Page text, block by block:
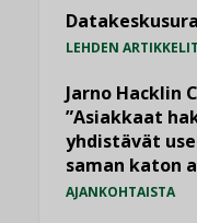
LEHDEN ARTIKKELIT
Jarno Hacklin
”Asiakkaat
yhdistävät
saman katon
AJANKOHTAISTA